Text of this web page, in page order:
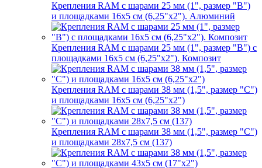
Крепления RAM с шарами 25 мм (1", размер "B")
и площадками 16х5 см (6,25"х2"). Алюминий
Крепления RAM с шарами 25 мм (1", размер "B") с
площадками 16х5 см (6,25"х2"). Композит
Крепления RAM с шарами 38 мм (1,5", размер "C")
и площадками 16х5 см (6,25"х2")
Крепления RAM с шарами 38 мм (1,5", размер "C")
и площадками 28х7,5 см (137)